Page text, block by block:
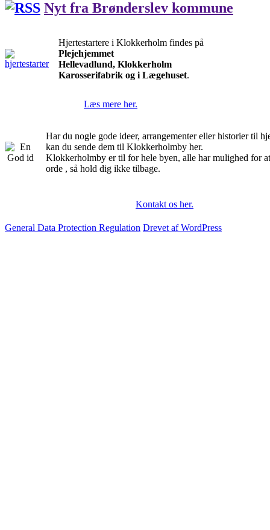
Nyt fra Brønderslev kommune
Hjertestartere i Klokkerholm findes på
Plejehjemmet
Hellevadlund, Klokkerholm
Karosserifabrik og i Lægehuset.
Læs mere her.
Har du nogle gode ideer, arrangementer eller historier til
kan du sende dem til Klokkerholmby her.
Klokkerholmby er til for hele byen, alle har mulighed for
orde , så hold dig ikke tilbage.
Kontakt os her.
General Data Protection Regulation Drevet af WordPress